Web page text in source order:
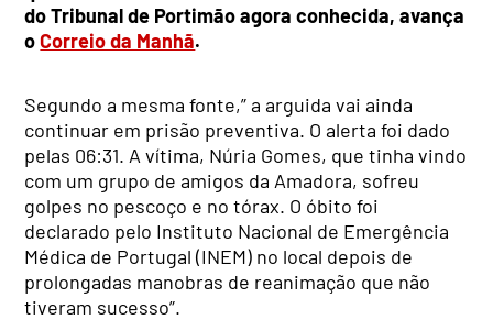
do Tribunal de Portimão agora conhecida, avança
oCorreio da Manhã.
Segundo a mesma fonte,” a arguida vai ainda
continuar em prisão preventiva. O alerta foi dado
pelas 06:31. A vítima, Núria Gomes, que tinha vindo
com um grupo de amigos da Amadora, sofreu
golpes no pescoço e no tórax. O óbito foi
declarado pelo Instituto Nacional de Emergência
Médica de Portugal (INEM) no local depois de
prolongadas manobras de reanimação que não
tiveram sucesso”.